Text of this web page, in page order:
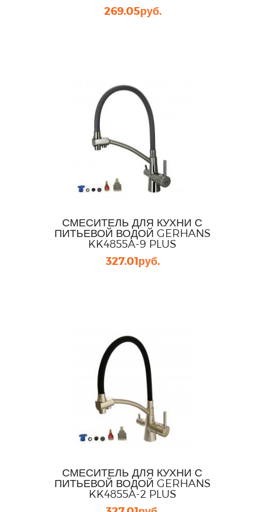
269.05руб.
СМЕСИТЕЛЬ ДЛЯ КУХНИ С
ПИТЬЕВОЙ ВОДОЙ GERHANS
KK4855A-9 PLUS
327.01руб.
СМЕСИТЕЛЬ ДЛЯ КУХНИ С
ПИТЬЕВОЙ ВОДОЙ GERHANS
KK4855A-2 PLUS